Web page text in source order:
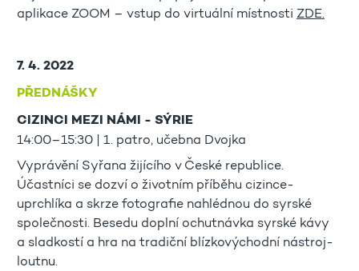
aplikace ZOOM – vstup do virtuální místnosti ZDE.
7. 4. 2022
PŘEDNÁŠKY
CIZINCI MEZI NÁMI - SÝRIE
14:00–15:30 | 1. patro, učebna Dvojka
Vyprávění Syřana žijícího v České republice.
Účastníci se dozví o životním příběhu cizince-
uprchlíka a skrze fotografie nahlédnou do syrské
společnosti. Besedu doplní ochutnávka syrské kávy
a sladkostí a hra na tradiční blízkovýchodní nástroj-
loutnu.